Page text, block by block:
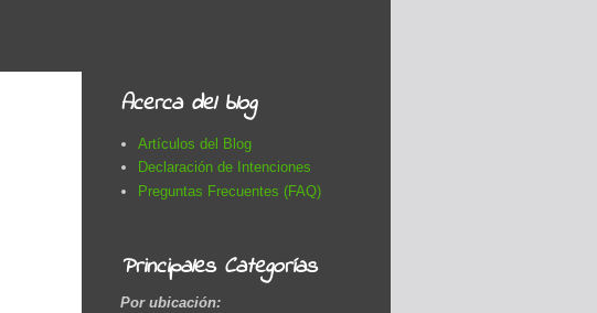
Acerca del blog
Artículos del Blog
Declaración de Intenciones
Preguntas Frecuentes (FAQ)
Principales Categorías
Por ubicación: